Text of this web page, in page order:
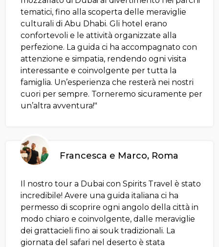
tematici, fino alla scoperta delle meraviglie
culturali di Abu Dhabi. Gli hotel erano
confortevoli e le attività organizzate alla
perfezione. La guida ci ha accompagnato con
attenzione e simpatia, rendendo ogni visita
interessante e coinvolgente per tutta la
famiglia. Un’esperienza che resterà nei nostri
cuori per sempre. Torneremo sicuramente per
un’altra avventura!"
Francesca e Marco, Roma
Il nostro tour a Dubai con Spirits Travel è stato
incredibile! Avere una guida italiana ci ha
permesso di scoprire ogni angolo della città in
modo chiaro e coinvolgente, dalle meraviglie
dei grattacieli fino ai souk tradizionali. La
giornata del safari nel deserto è stata